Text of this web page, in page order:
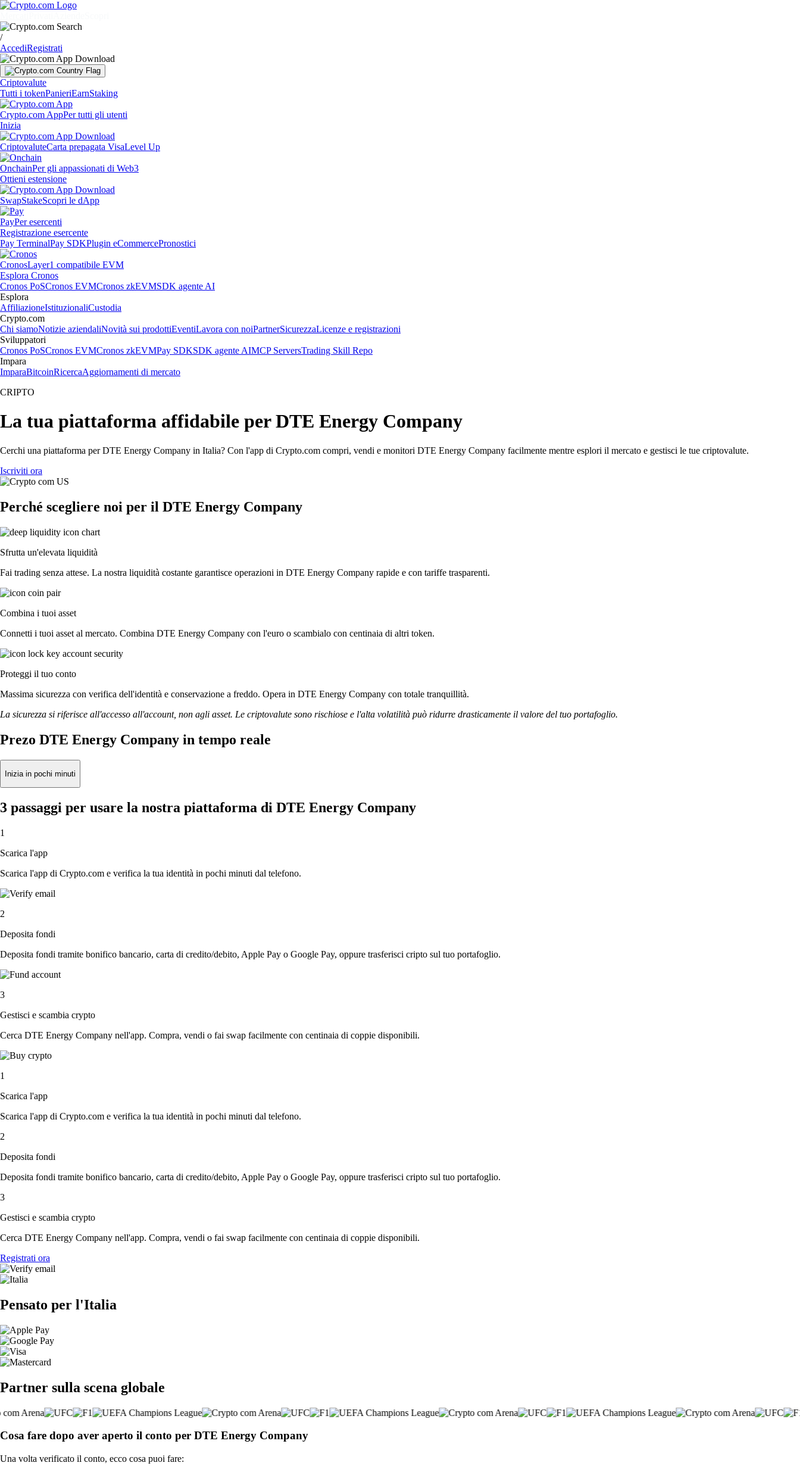
/
AccediRegistrati
Criptovalute
Tutti i tokenPanieriEarnStaking
Crypto.com AppPer tutti gli utenti
Inizia
CriptovaluteCarta prepagata VisaLevel Up
OnchainPer gli appassionati di Web3
Ottieni estensione
SwapStakeScopri le dApp
PayPer esercenti
Registrazione esercente
Pay TerminalPay SDKPlugin eCommercePronostici
CronosLayer1 compatibile EVM
Esplora Cronos
Cronos PoSCronos EVMCronos zkEVMSDK agente AI
Esplora
AffiliazioneIstituzionaliCustodia
Crypto.com
Chi siamoNotizie aziendaliNovità sui prodottiEventiLavora con noiPartnerSicurezzaLicenze e registrazioni
Sviluppatori
Cronos PoSCronos EVMCronos zkEVMPay SDKSDK agente AIMCP ServersTrading Skill Repo
Impara
ImparaBitcoinRicercaAggiornamenti di mercato
CRIPTO
La tua piattaforma affidabile per DTE Energy Company
Cerchi una piattaforma per DTE Energy Company in Italia? Con l'app di Crypto.com compri, vendi e monitori DTE Energy Company facilmente mentre esplori il mercato e gestisci le tue criptovalute.
Iscriviti ora
Perché scegliere noi per il DTE Energy Company
Sfrutta un'elevata liquidità
Fai trading senza attese. La nostra liquidità costante garantisce operazioni in DTE Energy Company rapide e con tariffe trasparenti.
Combina i tuoi asset
Connetti i tuoi asset al mercato. Combina DTE Energy Company con l'euro o scambialo con centinaia di altri token.
Proteggi il tuo conto
Massima sicurezza con verifica dell'identità e conservazione a freddo. Opera in DTE Energy Company con totale tranquillità.
La sicurezza si riferisce all'accesso all'account, non agli asset. Le criptovalute sono rischiose e l'alta volatilità può ridurre drasticamente il valore del tuo portafoglio.
Prezo DTE Energy Company in tempo reale
Inizia in pochi minuti
3 passaggi per usare la nostra piattaforma di DTE Energy Company
1
Scarica l'app
Scarica l'app di Crypto.com e verifica la tua identità in pochi minuti dal telefono.
2
Deposita fondi
Deposita fondi tramite bonifico bancario, carta di credito/debito, Apple Pay o Google Pay, oppure trasferisci cripto sul tuo portafoglio.
3
Gestisci e scambia crypto
Cerca DTE Energy Company nell'app. Compra, vendi o fai swap facilmente con centinaia di coppie disponibili.
1
Scarica l'app
Scarica l'app di Crypto.com e verifica la tua identità in pochi minuti dal telefono.
2
Deposita fondi
Deposita fondi tramite bonifico bancario, carta di credito/debito, Apple Pay o Google Pay, oppure trasferisci cripto sul tuo portafoglio.
3
Gestisci e scambia crypto
Cerca DTE Energy Company nell'app. Compra, vendi o fai swap facilmente con centinaia di coppie disponibili.
Registrati ora
Pensato per l'Italia
Partner sulla scena globale
Cosa fare dopo aver aperto il conto per DTE Energy Company
Una volta verificato il conto, ecco cosa puoi fare: